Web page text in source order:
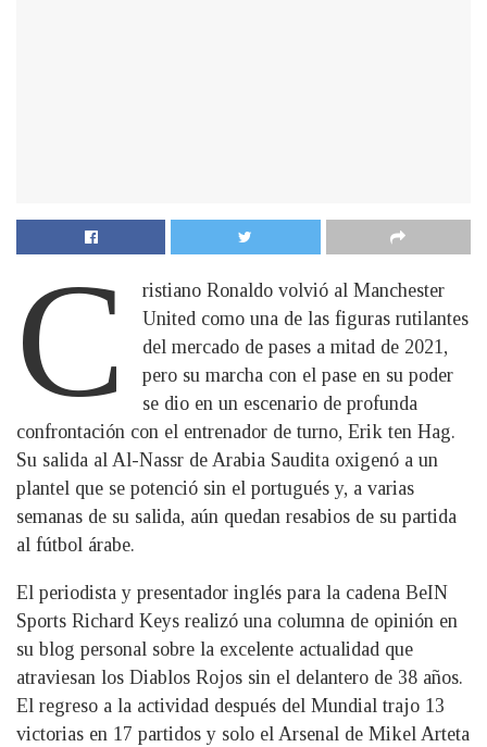
C
ristiano Ronaldo volvió al Manchester
United como una de las figuras rutilantes
del mercado de pases a mitad de 2021,
pero su marcha con el pase en su poder
se dio en un escenario de profunda
confrontación con el entrenador de turno, Erik ten Hag.
Su salida al Al-Nassr de Arabia Saudita oxigenó a un
plantel que se potenció sin el portugués y, a varias
semanas de su salida, aún quedan resabios de su partida
al fútbol árabe.
El periodista y presentador inglés para la cadena BeIN
Sports Richard Keys realizó una columna de opinión en
su blog personal sobre la excelente actualidad que
atraviesan los Diablos Rojos sin el delantero de 38 años.
El regreso a la actividad después del Mundial trajo 13
victorias en 17 partidos y solo el Arsenal de Mikel Arteta